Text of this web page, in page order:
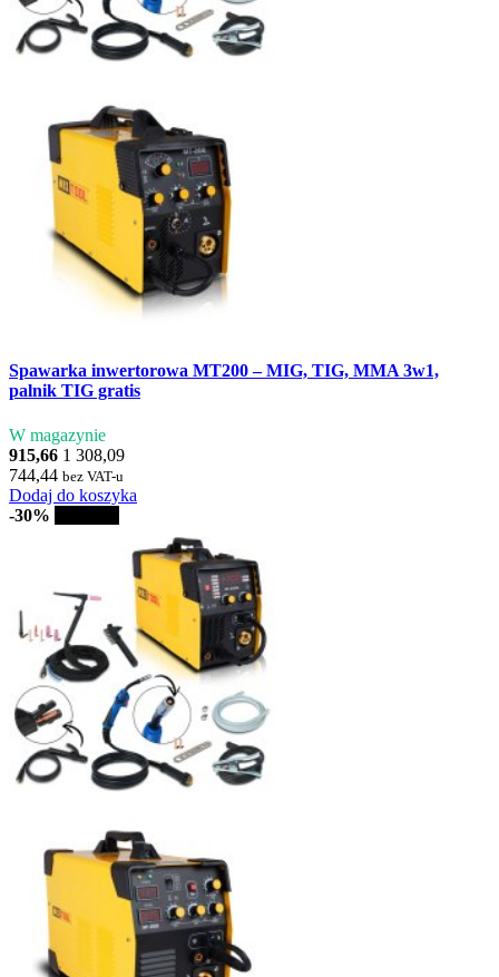
Spawarka inwertorowa MT200 – MIG, TIG, MMA 3w1,
palnik TIG gratis
W magazynie
915,66 1 308,09
744,44 bez VAT-u
Dodaj do koszyka
-30%